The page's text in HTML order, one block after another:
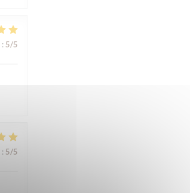
: 5/5
: 5/5